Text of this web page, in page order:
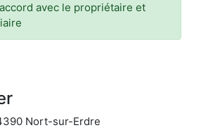
avec le propriétaire et
Nort-sur-Erdre